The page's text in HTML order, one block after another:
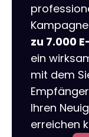
zu 7.000
ein
mit dem
Ihren
erreichen